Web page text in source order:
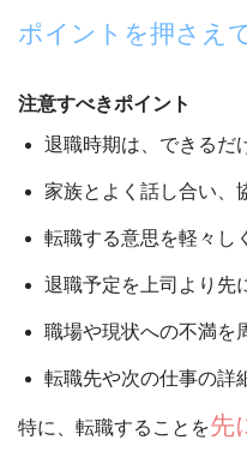
ポイントを押さえ
注意すべきポイント
退職時期は、できるだ
家族とよく話し合い、
転職する意思を軽々し
退職予定を上司より先
職場や現状への不満を
転職先や次の仕事の詳
特に、転職することを先